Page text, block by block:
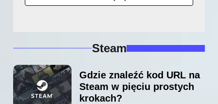
Steam
Gdzie znaleźć kod URL na
Steam w pięciu prostych
krokach?